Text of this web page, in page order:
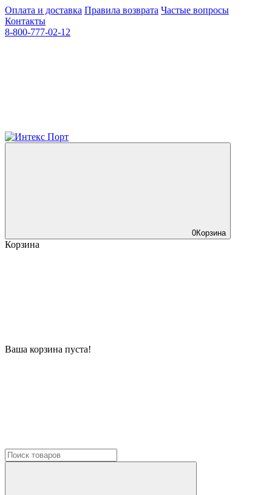
Оплата и доставка Правила возврата Частые вопросы
Контакты
8-800-777-02-12
0Корзина
Корзина
Ваша корзина пуста!